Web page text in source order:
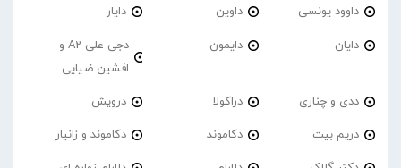
داوود یونسی داوین دایار
دایان دایمون
دجی علی A2 و
افشین ضیایی
ددی و چناری دراکولا درویش
دریم بیت دکاموند دکاموند و زانیار